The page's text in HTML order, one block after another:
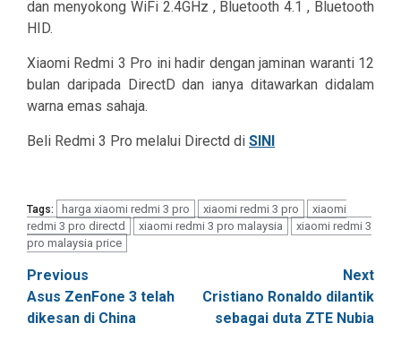
dan menyokong WiFi 2.4GHz , Bluetooth 4.1 , Bluetooth
HID.
Xiaomi Redmi 3 Pro ini hadir dengan jaminan waranti 12
bulan daripada DirectD dan ianya ditawarkan didalam
warna emas sahaja.
Beli Redmi 3 Pro melalui Directd di SINI
Tags: harga xiaomi redmi 3 pro xiaomi redmi 3 pro
xiaomi
redmi 3 pro directd
xiaomi redmi 3 pro malaysia
xiaomi redmi 3
pro malaysia price
Post
navigation
Previous
Asus ZenFone 3 telah
dikesan di China
Next
Cristiano Ronaldo dilantik
sebagai duta ZTE Nubia